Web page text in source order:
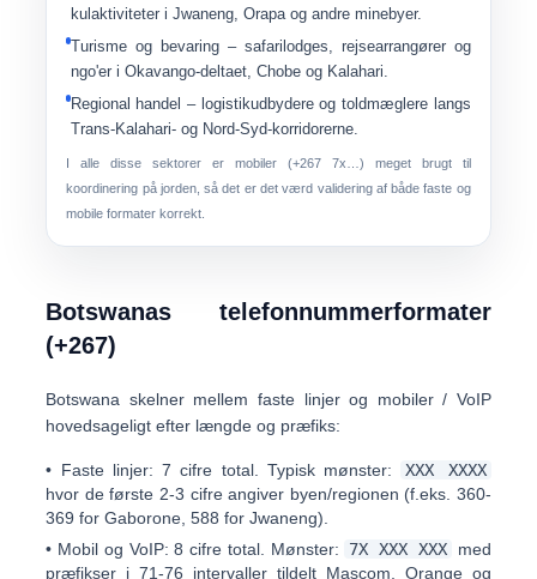
kulaktiviteter i Jwaneng, Orapa og andre minebyer.
Turisme og bevaring– safarilodges, rejsearrangører og
ngo'er i Okavango-deltaet, Chobe og Kalahari.
Regional handel – logistikudbydere og toldmæglere langs
Trans-Kalahari- og Nord-Syd-korridorerne.
I alle disse sektorer er mobiler (+267 7x…) meget brugt til
koordinering på jorden, så det er det værd validering af både faste og
mobile formater korrekt.
Botswanas telefonnummerformater
(+267)
Botswana skelner mellem faste linjerog mobiler / VoIP
hovedsageligt efter længde og præfiks:
• Faste linjer: 7 cifre total. Typisk mønster:
XXX XXXX
hvor de første 2-3 cifre angiver byen/regionen (f.eks. 360-
369 for Gaborone, 588 for Jwaneng).
• Mobil og VoIP: 8 cifre total. Mønster: 7X XXX XXX
med
præfikser i71-76 intervaller tildelt Mascom, Orange og